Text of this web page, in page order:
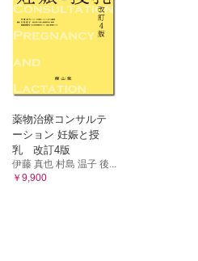
薬物治療コンサルテ
ーション 妊娠と授
乳 改訂4版
伊藤 真也 村島 温子 後...
￥9,900